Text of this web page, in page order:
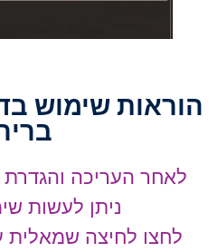
הוראות שימוש
לאחר העריכה
ניתן לעשות
לחצו לחיצה שמאלית